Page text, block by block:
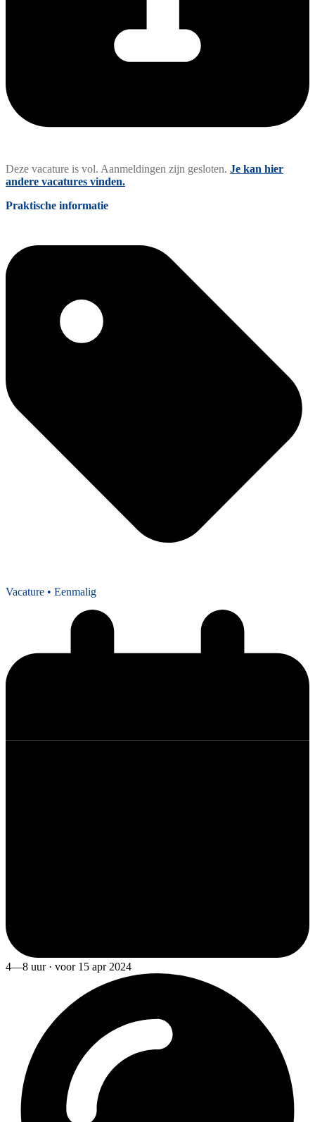
Deze vacature is vol. Aanmeldingen zijn gesloten. Je kan hier
andere vacatures vinden.
Praktische informatie
Vacature • Eenmalig
4—8 uur · voor 15 apr 2024